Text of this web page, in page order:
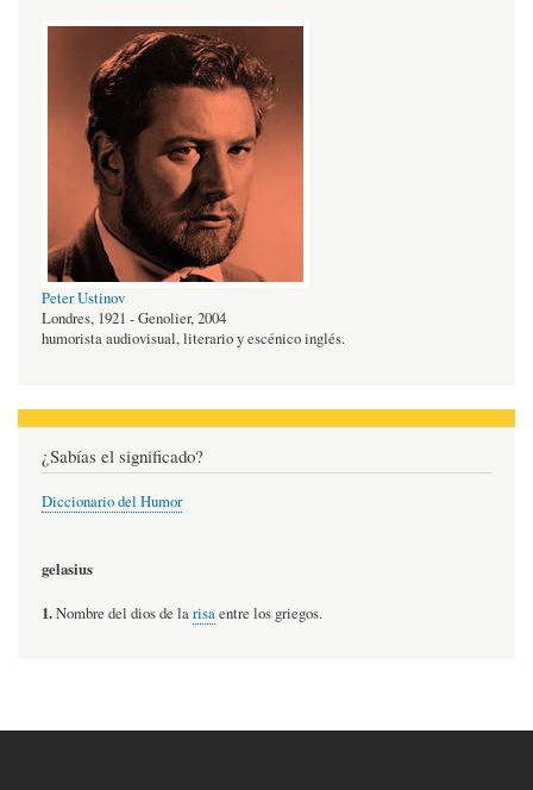
Peter Ustinov
Londres, 1921 - Genolier, 2004
humorista audiovisual, literario y escénico inglés.
¿Sabías el significado?
Diccionario del Humor
gelasius
1.Nombre del dios de larisaentre los griegos.